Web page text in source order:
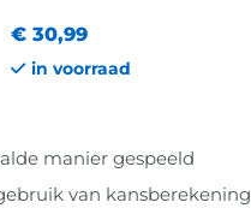
€ 30,99
in voorraad
manier gespeeld
van kansberekening